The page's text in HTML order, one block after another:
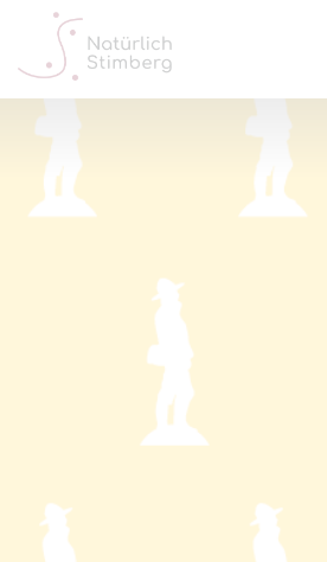
Erlebnisse
Impressionen
Kontakt + Team